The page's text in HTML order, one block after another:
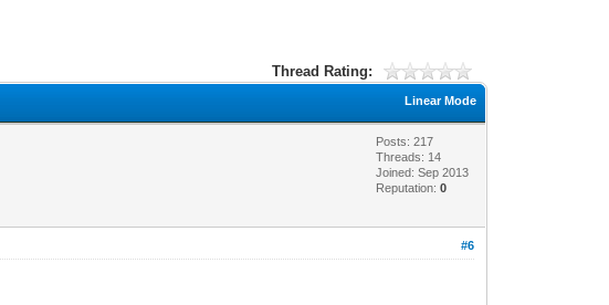
Thread Rating:
Linear Mode
Posts: 217
Threads: 14
Joined: Sep 2013
Reputation:0
#6